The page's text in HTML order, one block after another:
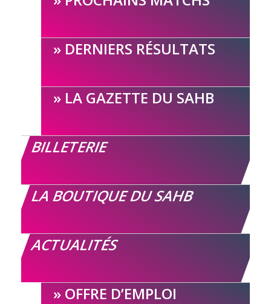
DERNIERS RÉSULTATS
LA GAZETTE DU SAHB
BILLETERIE
LA BOUTIQUE DU SAHB
ACTUALITÉS
OFFRE D’EMPLOI